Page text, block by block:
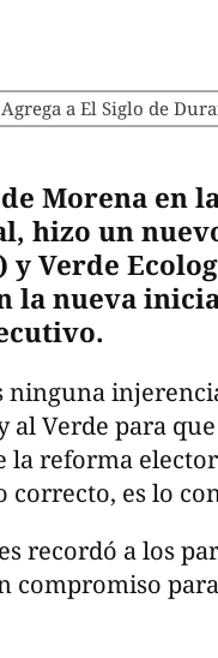
Agrega a El Siglo de
Morena en
hizo un
y Verde
la nueva
ninguna
al Verde para
la reforma
correcto, es lo
recordó a los
compromiso